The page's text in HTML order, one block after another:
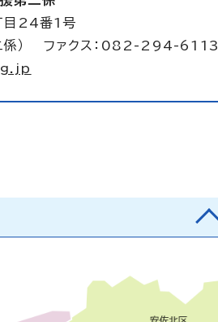
24番1号
） ファクス：082-294-6113